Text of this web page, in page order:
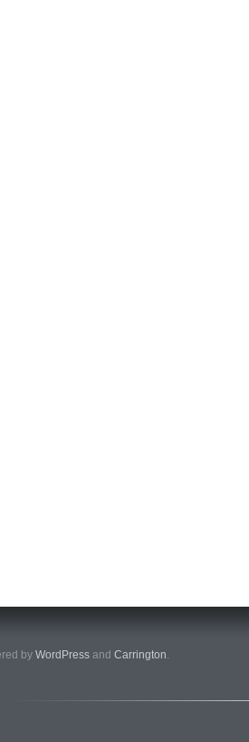
by WordPress and Carrington.